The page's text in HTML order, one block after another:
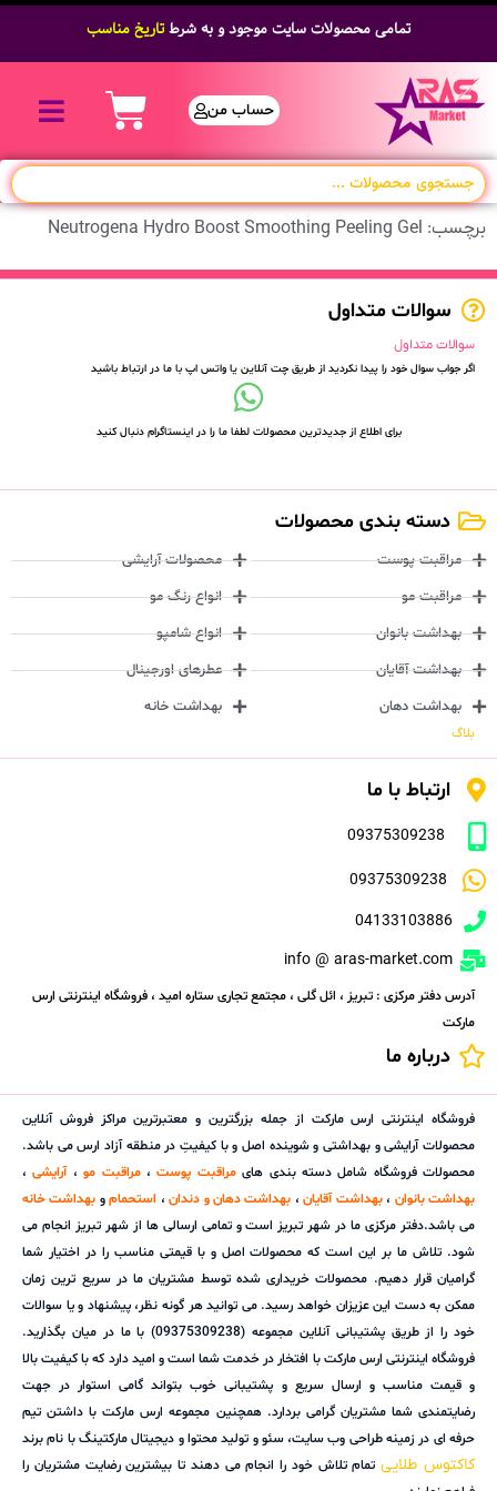
تمامی محصولات سایت موجود و به شرطتاریخ مناسب
حساب من
برچسب: Neutrogena Hydro Boost Smoothing Peeling Gel
سوالات متداول
سوالات متداول
اگر جواب سوال خود را پیدا نکردید از طریق چت آنلاین یا واتس اپ با ما در ارتباط باشید
برای اطلاع از جدیدترین محصولات لطفا ما را در اینستاگرام دنبال کنید
دسته بندی محصولات
مراقبت پوست
مراقبت مو
بهداشت بانوان
بهداشت آقایان
بهداشت دهان
محصولات آرایشی
انواع رنگ مو
انواع شامپو
عطرهای اورجینال
بهداشت خانه
بلاگ
ارتباط با ما
09375309238
09375309238
04133103886
info @ aras-market.com
آدرس دفتر مرکزی : تبریز ، ائل گلی ، مجتمع تجاری ستاره امید ، فروشگاه اینترنتی ارس
مارکت
درباره ما
فروشگاه اینترنتی ارس مارکت از جمله بزرگترین و معتبرترین مراکز فروش آنلاین
محصولات آرایشی و بهداشتی و شوینده اصل و با کیفیتِ در منطقه آزاد ارس می باشد.
محصولات فروشگاه شامل دسته بندی هایمراقبت پوست،مراقبت مو،آرایشی،
بهداشت بانوان ،بهداشت آقایان، بهداشت دهان و دندان، استحمامو بهداشت خانه
می باشد.دفتر مرکزی ما در شهر تبریز است و تمامی ارسالی ها از شهر تبریز انجام می
شود. تلاش ما بر این است که محصولات اصل و با قیمتی مناسب را در اختیار شما
گرامیان قرار دهیم. محصولات خریداری شده توسط مشتریان ما در سریع ترین زمان
ممکن به دست این عزیزان خواهد رسید. می توانید هر گونه نظر، پیشنهاد و یا سوالات
خود را از طریق پشتیبانی آنلاین مجموعه (09375309238) با ما در میان بگذارید.
فروشگاه اینترنتی ارس مارکت با افتخار در خدمت شما است و امید دارد که با کیفیت بالا
و قیمت مناسب و ارسال سریع و پشتیبانی خوب بتواند گامی استوار در جهت
رضایتمندی شما مشتریان گرامی بردارد. همچنین مجموعه ارس مارکت با داشتن تیم
حرفه ای در زمینه طراحی وب سایت، سئو و تولید محتوا و دیجیتال مارکتینگ با نام برند
کاکتوس طلاییتمام تلاش خود را انجام می دهند تا بیشترین رضایت مشتریان را